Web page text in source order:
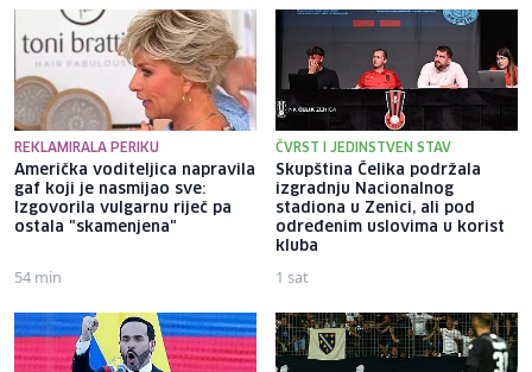
REKLAMIRALA PERIKU
Američka voditeljica napravila
gaf koji je nasmijao sve:
Izgovorila vulgarnu riječ pa
ostala "skamenjena"
54 min
ČVRST I JEDINSTVEN STAV
Skupština Čelika podržala
izgradnju Nacionalnog
stadiona u Zenici, ali pod
određenim uslovima u korist
kluba
1 sat